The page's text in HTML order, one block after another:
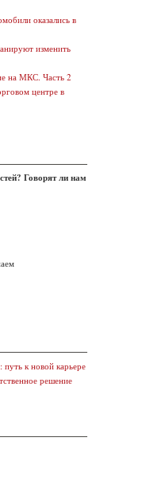
оказались в
изменить
на МКС. Часть 2
центре в
Говорят ли нам
путь к новой карьере
решение